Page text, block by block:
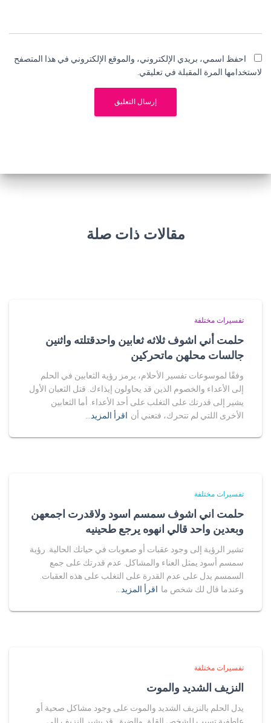
احفظ اسمي، بريدي الإلكتروني، والموقع الإلكتروني في هذا المتصفح
لاستخدامها المرة المقبلة في تعليقي.
مقالات ذات صلة
تفسيرات مختلفة
حلمت أني اشوف ثلاثه ثعابين واحدقتلته واثنين
جالسات محلهن ماتحركين
وفقًا لموسوعات تفسير الأحلام، يرمز رؤية الثعابين في الحلم
إلى الأعداء والخصوم الذين قد يحاولون إيذاءك. قتل الثعبان الأول
يشير إلى قدرتك على التغلب على أحد الأعداء. أما الثعابين
الأخرى اللتي لم تتحرك، فتعني أن اقرأ المزيد…
تفسيرات مختلفة
حلمت اني اشوف سمسم اسود ولاقدرت اجمعهن
وبعدين واحد قالي انهوه يرجع طحينيه
تشير الرؤية إلى وجود عقبات أو صعوبات في حياتك الحالية. رؤية
سمسم أسود يمثل العناء والمشاكل. عدم قدرتك على جمع
السمسم يدل على عدم القدرة على التغلب على هذه العقبات.
وعندما قال لك شخص ما اقرأ المزيد…
تفسيرات مختلفة
النزيف الشديد والموت
يدل الحلم بالنزيف الشديد والموت على وجود مشاكل صحية أو